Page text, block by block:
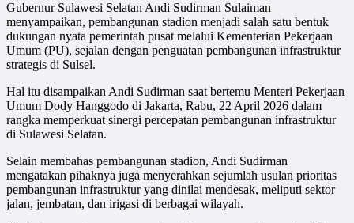
Gubernur Sulawesi Selatan Andi Sudirman Sulaiman
menyampaikan, pembangunan stadion menjadi salah satu bentuk
dukungan nyata pemerintah pusat melalui Kementerian Pekerjaan
Umum (PU), sejalan dengan penguatan pembangunan infrastruktur
strategis di Sulsel.
Hal itu disampaikan Andi Sudirman saat bertemu Menteri Pekerjaan
Umum Dody Hanggodo di Jakarta, Rabu, 22 April 2026 dalam
rangka memperkuat sinergi percepatan pembangunan infrastruktur
di Sulawesi Selatan.
Selain membahas pembangunan stadion, Andi Sudirman
mengatakan pihaknya juga menyerahkan sejumlah usulan prioritas
pembangunan infrastruktur yang dinilai mendesak, meliputi sektor
jalan, jembatan, dan irigasi di berbagai wilayah.